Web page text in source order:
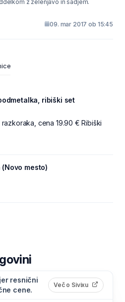
z zelenjavo in sadjem.
09. mar 2017 ob 15:45
ribiški set
cena 19.90 € Ribiški
mesto)
resnični
cene.
Več o Sivixu (odpre